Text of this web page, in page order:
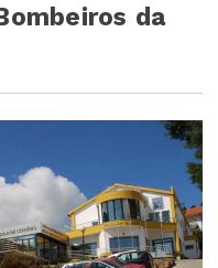
da